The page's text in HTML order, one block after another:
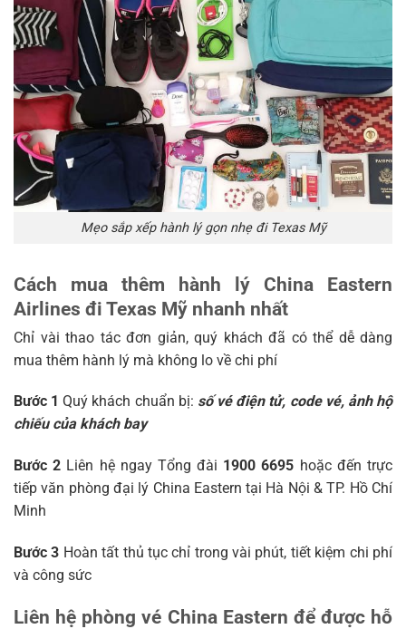
Mẹo sắp xếp hành lý gọn nhẹ đi Texas Mỹ
Cách mua thêm hành lý China Eastern
Airlines đi Texas Mỹ nhanh nhất
Chỉ vài thao tác đơn giản, quý khách đã có thể dễ dàng
mua thêm hành lý mà không lo về chi phí
Bước 1Quý khách chuẩn bị: số vé điện tử, code vé, ảnh hộ
chiếu của khách bay
Bước 2 Liên hệ ngay Tổng đài 1900 6695 hoặc đến trực
tiếp văn phòng đại lý China Eastern tại Hà Nội & TP. Hồ Chí
Minh
Bước 3 Hoàn tất thủ tục chỉ trong vài phút, tiết kiệm chi phí
và công sức
Liên hệ phòng vé China Eastern để được hỗ